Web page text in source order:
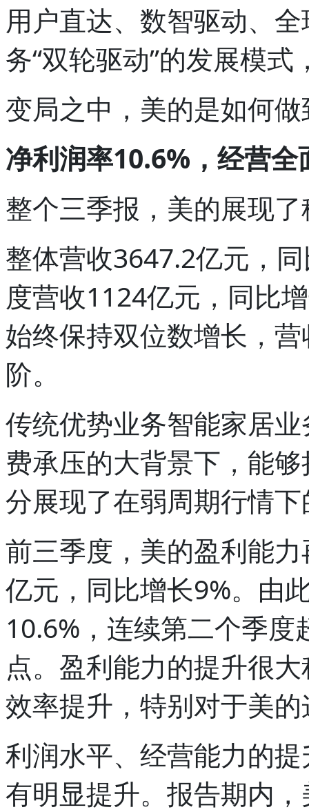
用户直达、数智驱动、
务“双轮驱动”的发展模
变局之中，美的是如何
净利润率10.6%，经营全
整个三季报，美的展现
整体营收3647.2亿元，
度营收1124亿元，同比
始终保持双位数增长，
阶。
传统优势业务智能家居
费承压的大背景下，能
分展现了在弱周期行情
前三季度，美的盈利能
亿元，同比增长9%。由
10.6%，连续第二个季
点。盈利能力的提升很
效率提升，特别对于美
利润水平、经营能力的
有明显提升。报告期内